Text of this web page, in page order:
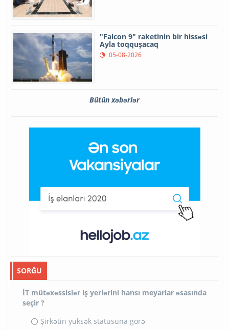
"Falcon 9" raketinin bir hissəsi
Ayla toqquşacaq
05-08-2026
Bütün xəbərlər
SORĞU
İT mütəxəssislər iş yerlərini hansı meyarlar əsasında
seçir ?
Şirkətin yüksək statusuna görə